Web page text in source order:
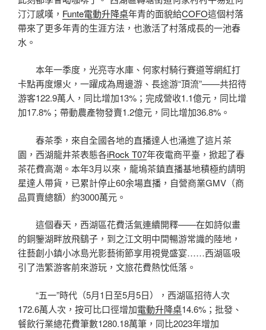
汀汀感嘆， Funte電動升降桌年青的面貌給COFO這個村落
帶來了更多年青的生涯方法，也激活了村落成長的一池春
水。
本年一季度，光亮寺水庫、何家村騎行賽道等網紅打
卡點再度爆火，一躍成為周邊游、長途游“頂流”——共招待
游客122.9萬人，同比增加13%；完成營收1.1億元，同比增
加17.8%；帶動農產物發賣1.2億元，同比增加36.8%。
春茶季，來自全國各地的直播達人也涌進了這片茶
園，西湖龍井茶表態各iRock T07年夜電商平臺，掀起了春
茶花費高潮。本年3月以來，龍塢茶鎮直播基地積極約請明
星達人帶貨，已累計停止60余場直播，自營商業GMV（商
品買賣總額）約3000萬元。
這個春天，西湖區花費活氣連續開釋——在如詩似畫
的銅鑒湖畔放飛鷂子，到之江文明中間暢游常識的陸地，
往藝創小鎮小冰島光影藝術節享用視覺盛宴……西湖區吸
引了浩繁游客前來游玩，文旅花費熱忱低落。
“五一”時代（5月1日至5月5日），西湖區招待人次
172.6萬人次，按可比口徑增加電動升降桌14.6%；批發、
餐飲行業總花費筆數1280.18萬筆，同比2023年增加